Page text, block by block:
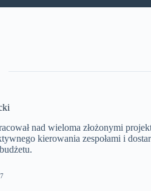
nad wieloma złożonymi
kierowania zespołami i